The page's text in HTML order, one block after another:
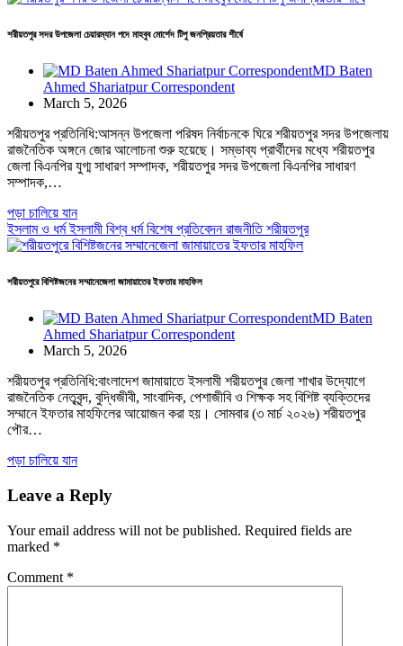
শরীয়তপুর সদর উপজেলা চেয়ারম্যান পদে মাহবুব মোর্শেদ টিপু জনপ্রিয়তার শীর্ষে
MD Baten
Ahmed Shariatpur Correspondent
March 5, 2026
শরীয়তপুর প্রতিনিধি:আসন্ন উপজেলা পরিষদ নির্বাচনকে ঘিরে শরীয়তপুর সদর উপজেলায়
রাজনৈতিক অঙ্গনে জোর আলোচনা শুরু হয়েছে। সম্ভাব্য প্রার্থীদের মধ্যে শরীয়তপুর
জেলা বিএনপির যুগ্ম সাধারণ সম্পাদক, শরীয়তপুর সদর উপজেলা বিএনপির সাধারণ
সম্পাদক,…
পড়া চালিয়ে যান
ইসলাম ও ধর্মইসলামী বিশ্ব ধর্মবিশেষ প্রতিবেদনরাজনীতিশরীয়তপুর
শরীয়তপুরে বিশিষ্টজনের সম্মানেজেলা জামায়াতের ইফতার মাহফিল
MD Baten
Ahmed Shariatpur Correspondent
March 5, 2026
শরীয়তপুর প্রতিনিধি:বাংলাদেশ জামায়াতে ইসলামী শরীয়তপুর জেলা শাখার উদ্যোগে
রাজনৈতিক নেতৃবৃন্দ, বুদ্ধিজীবী, সাংবাদিক, পেশাজীবি ও শিক্ষক সহ বিশিষ্ট ব্যক্তিদের
সম্মানে ইফতার মাহফিলের আয়োজন করা হয়। সোমবার (৩ মার্চ ২০২৬) শরীয়তপুর
পৌর…
পড়া চালিয়ে যান
Leave a Reply
Your email address will not be published. Required fields are
marked *
Comment *